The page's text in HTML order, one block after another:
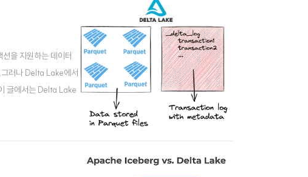
을 지원하는 데이터
러나 Delta Lake에서
글에서는 Delta Lake